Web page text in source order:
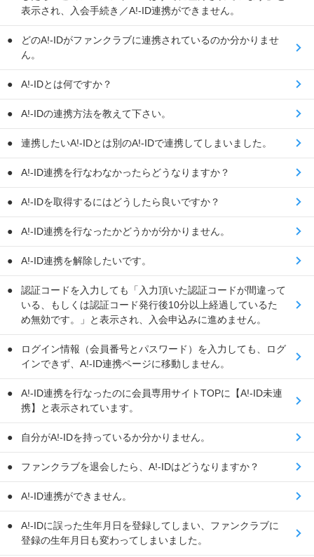
表示され、入会手続き／A!-ID連携ができません。
どのA!-IDがファンクラブに連携されているのか分かりませ
ん。
A!-IDとは何ですか？
A!-IDの連携方法を教えて下さい。
連携したいA!-IDとは別のA!-IDで連携してしまいました。
A!-ID連携を行なわなかったらどうなりますか？
A!-IDを取得するにはどうしたら良いですか？
A!-ID連携を行なったかどうかが分かりません。
A!-ID連携を解除したいです。
認証コードを入力しても「入力頂いた認証コードが間違って
いる、もしくは認証コード発行後10分以上経過しているた
め無効です。」と表示され、入会申込みに進めません。
ログイン情報（会員番号とパスワード）を入力しても、ログ
インできず、A!-ID連携ページに移動しません。
A!-ID連携を行なったのに会員専用サイトTOPに【A!-ID未連
携】と表示されています。
自分がA!-IDを持っているか分かりません。
ファンクラブを退会したら、A!-IDはどうなりますか？
A!-ID連携ができません。
A!-IDに誤った生年月日を登録してしまい、ファンクラブに
登録の生年月日も変わってしまいました。